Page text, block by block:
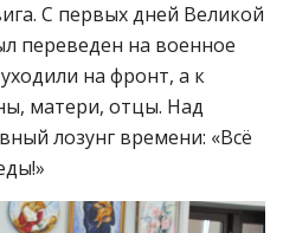
С первых дней Великой
переведен на военное
на фронт, а к
матери, отцы. Над
лозунг времени: «Всё